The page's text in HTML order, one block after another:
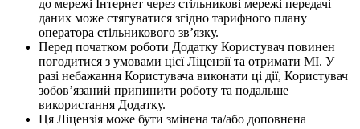
до мережі Інтернет через стільникові мережі передачі
даних може стягуватися згідно тарифного плану
оператора стільникового зв’язку.
Перед початком роботи Додатку Користувач повинен
погодитися з умовами цієї Ліцензії та отримати МІ. У
разі небажання Користувача виконати ці дії, Користувач
зобов’язаний припинити роботу та подальше
використання Додатку.
Ця Ліцензія може бути змінена та/або доповнена